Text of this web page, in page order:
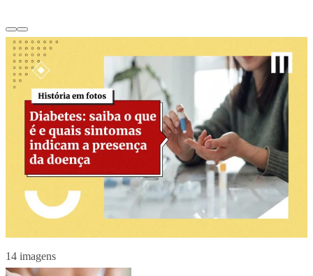
14 imagens